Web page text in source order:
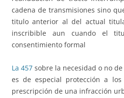
cadena de transmisiones sino
titulo anterior al del actual
inscribible aun cuando el
consentimiento formal
La 457 sobre la necesidad o no
es de especial protección a
prescripción de una infracción